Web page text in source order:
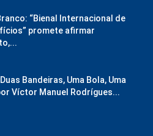
“Bienal Internacional de
promete afirmar
Bandeiras, Uma Bola, Uma
Víctor Manuel Rodrígues...